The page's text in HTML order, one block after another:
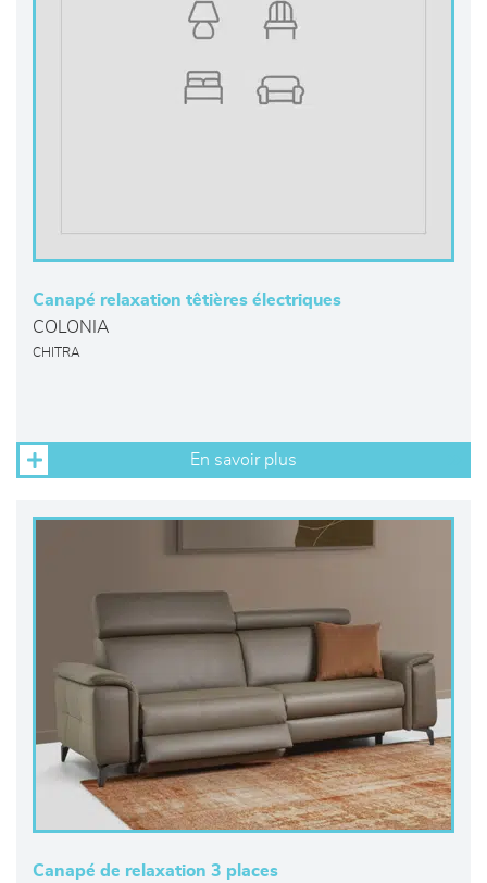
Canapé relaxation têtières électriques
COLONIA
CHITRA
En savoir plus
Canapé de relaxation 3 places